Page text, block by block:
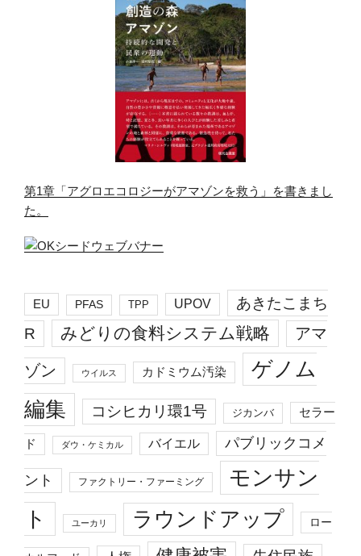
第1章「アグロエコロジーがアマゾンを救う」を書きまし
た。
EU PFAS TPP UPOV
あきたこまち
R
みどりの食料システム戦略 アマ
ゾン ウイルス カドミウム汚染
ゲノム
編集
コシヒカリ環1号 ジカンバ セラー
ド ダウ・ケミカル バイエル パブリックコメ
ント ファクトリー・ファーミング
モンサン
ト
ユーカリ ラウンドアップ ロー